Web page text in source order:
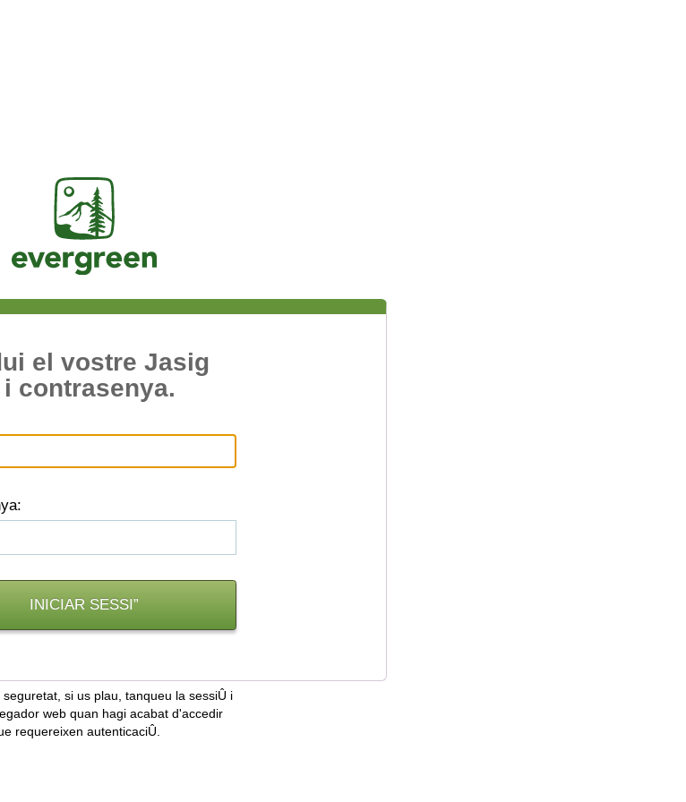
Jasig
el vostre Jasig
i contrasenya.
seguretat, si us plau, tanqueu la sessiÛ i
web quan hagi acabat d'accedir
requereixen autenticaciÛ.